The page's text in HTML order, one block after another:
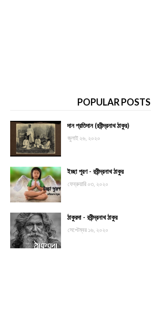
POPULAR POSTS
দান প্রতিদান (রবীন্দ্রনাথ ঠাকুর)
জুলাই ২৬, ২০২০
ইচ্ছা পূরণ - রবীন্দ্রনাথ ঠাকুর
ফেব্রুয়ারি ০৩, ২০২০
ঠাকুরদা - রবীন্দ্রনাথ ঠাকুর
সেপ্টেম্বর ১৬, ২০২০